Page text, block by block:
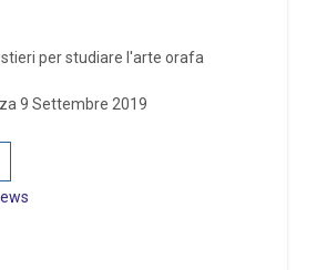
per studiare l'arte orafa
9 Settembre 2019